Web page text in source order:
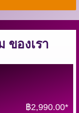
ของเรา
฿2,990.00*